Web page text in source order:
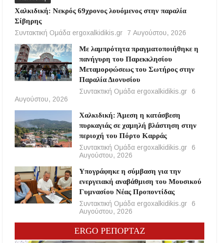
Χαλκιδική: Νεκρός 69χρονος λουόμενος στην παραλία
Σίβηρης
Συντακτική Ομάδα ergoxalkidikis.gr
7 Αυγούστου, 2026
Με λαμπρότητα πραγματοποιήθηκε η
πανήγυρη του Παρεκκλησίου
Μεταμορφώσεως του Σωτήρος στην
Παραλία Διονυσίου
Συντακτική Ομάδα ergoxalkidikis.gr
6
Αυγούστου, 2026
Χαλκιδική: Άμεση η κατάσβεση
πυρκαγιάς σε χαμηλή βλάστηση στην
περιοχή του Πόρτο Καρράς
Συντακτική Ομάδα ergoxalkidikis.gr
6
Αυγούστου, 2026
Υπογράφηκε η σύμβαση για την
ενεργειακή αναβάθμιση του Μουσικού
Γυμνασίου Νέας Προποντίδας
Συντακτική Ομάδα ergoxalkidikis.gr
6
Αυγούστου, 2026
ERGO ΡΕΠΟΡΤΑΖ